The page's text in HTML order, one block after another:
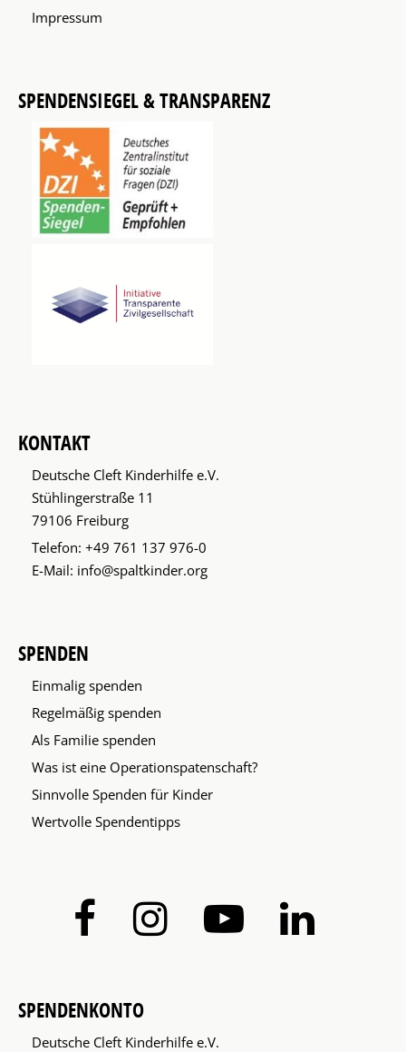
Impressum
SPENDENSIEGEL & TRANSPARENZ
KONTAKT
Deutsche Cleft Kinderhilfe e.V.
Stühlingerstraße 11
79106 Freiburg
Telefon: +49 761 137 976-0
E-Mail: info@spaltkinder.org
SPENDEN
Einmalig spenden
Regelmäßig spenden
Als Familie spenden
Was ist eine Operationspatenschaft?
Sinnvolle Spenden für Kinder
Wertvolle Spendentipps
SPENDENKONTO
Deutsche Cleft Kinderhilfe e.V.